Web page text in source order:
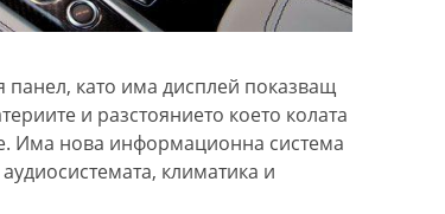
като има дисплей показващ
и разстоянието което колата
Има нова информационна система
климатика и